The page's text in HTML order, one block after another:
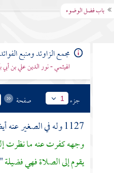
باب فضل الوضوء
مجمع الزاوئد ومنبع الفوائد
الهيثمي - نور الدين علي بن أبي
جزء 1 صفحة
1127 وله في الصغير عنه أيضا قال : قال رسول الله - صلى الله عليه وسلم - : "
وجهه كفرت عنه ما نظرت
يقوم إلى الصلاة فهي فضيلة